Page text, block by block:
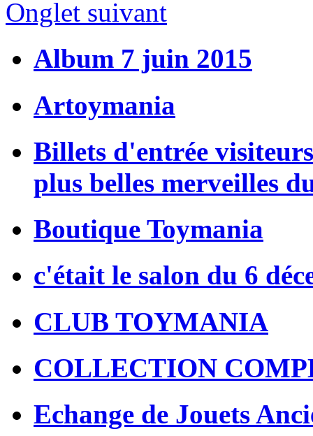
Onglet suivant
Album 7 juin 2015
Artoymania
Billets d'entrée
plus belles merveilles
Boutique Toymania
c'était le salon du 6
CLUB TOYMANIA
COLLECTION
Echange de Jouets